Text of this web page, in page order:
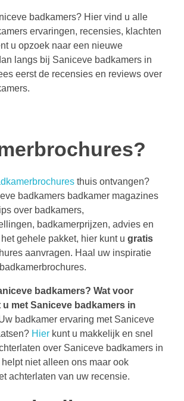
badkamers? Hier vind u alle
ervaringen, recensies, klachten
u opzoek naar een nieuwe
langs bij Saniceve badkamers in
eerst de recensies en reviews over
thuis ontvangen?
badkamers badkamer magazines
over badkamers,
badkamerprijzen, advies en
gehele pakket, hier kunt u gratis
aanvragen. Haal uw inspiratie
badkamers? Wat voor
met Saniceve badkamers in
badkamer ervaring met Saniceve
Hier kunt u makkelijk en snel
over Saniceve badkamers in
niet alleen ons maar ook
achterlaten van uw recensie.